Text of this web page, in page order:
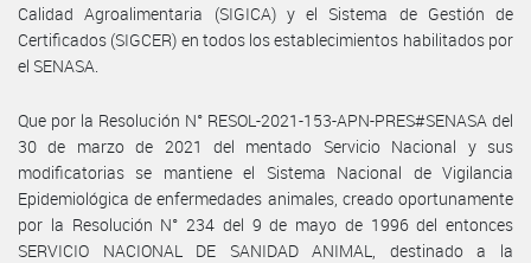
Calidad Agroalimentaria (SIGICA) y el Sistema de Gestión de
Certificados (SIGCER) en todos los establecimientos habilitados por
el SENASA.
Que por la Resolución N° RESOL-2021-153-APN-PRES#SENASA del
30 de marzo de 2021 del mentado Servicio Nacional y sus
modificatorias se mantiene el Sistema Nacional de Vigilancia
Epidemiológica de enfermedades animales, creado oportunamente
por la Resolución N° 234 del 9 de mayo de 1996 del entonces
SERVICIO NACIONAL DE SANIDAD ANIMAL, destinado a la